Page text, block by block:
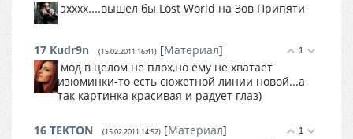
эхххх....вышел бы Lost World на Зов Припяти
1
17 Kudr9n (15.02.2011 16:41) [Материал]
мод в целом не плох,но ему не хватает
изюминки-то есть сюжетной линии новой...а
так картинка красивая и радует глаз)
1
16 TEKTON (15.02.2011 14:52) [Материал]